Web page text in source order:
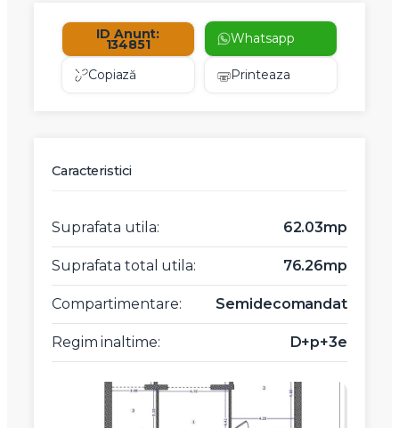
ID Anunt:
134851 Whatsapp
Copiază Printeaza
Caracteristici
Suprafata utila: 62.03mp
Suprafata total utila: 76.26mp
Compartimentare: Semidecomandat
Regim inaltime: D+p+3e